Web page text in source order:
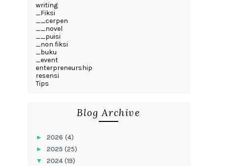
writing
_Fiksi
__cerpen
__novel
__puisi
_non fiksi
_buku
_event
enterpreneurship
resensi
Tips
Blog Archive
► 2026 (4)
► 2025 (25)
▼ 2024(19)